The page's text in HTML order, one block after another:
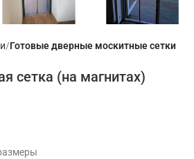
Готовые дверные москитные сетки
сетка (на магнитах)